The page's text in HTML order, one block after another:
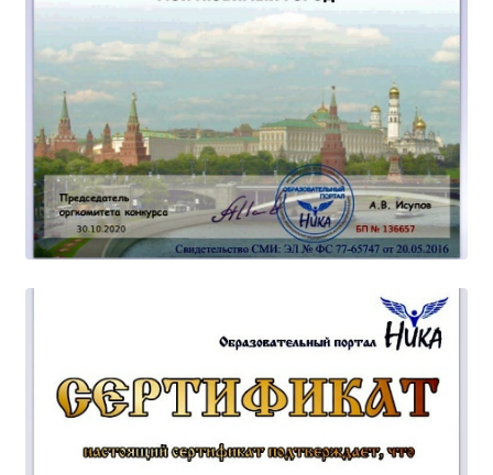
Основные сведения
Структура и органы управления образовательной
организацией
Документы
Образование
Образовательные стандарты и требования
Руководство
Педагогический состав
Материально-техническое обеспечение и
Стипендии и меры поддержки обучающихся
Финансово-хозяйственная деятельность
Международное сотрудничество